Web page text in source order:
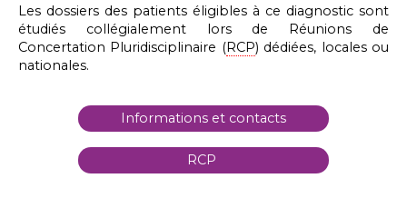
Les dossiers des patients éligibles à ce diagnostic sont
étudiés collégialement lors de Réunions de
Concertation Pluridisciplinaire (RCP) dédiées, locales ou
nationales.
Informations et contacts
RCP